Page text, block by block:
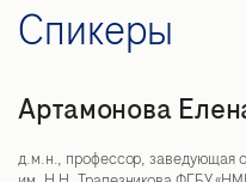
Спикеры
Артамонова
д.м.н., профессор, заведующая